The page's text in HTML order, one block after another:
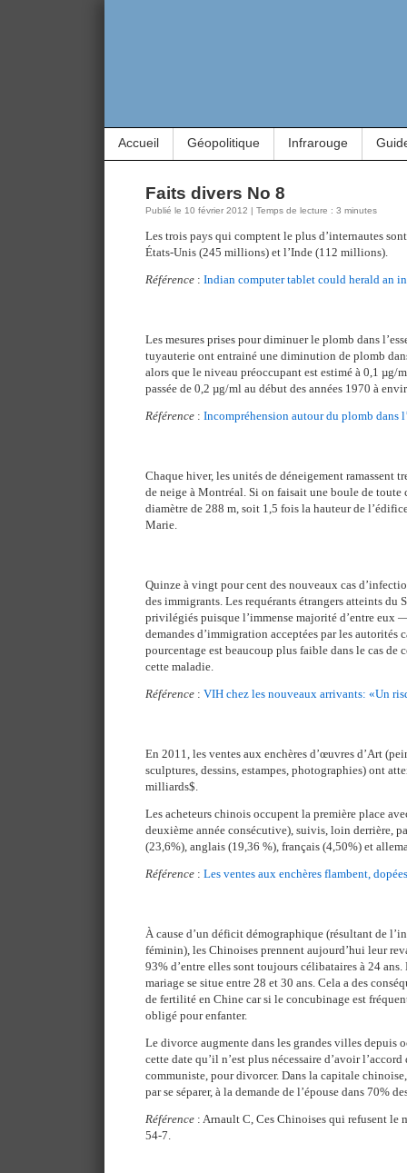
Accueil Géopolitique Infrarouge
Faits divers No 8
Publié le 10 février 2012 | Temps de lecture : 3 minutes
Les trois pays qui comptent le plus d’internautes
États-Unis (245 millions) et l’Inde (112 millions).
Référence : Indian computer tablet could herald an
Les mesures prises pour diminuer le plomb dans
tuyauterie ont entrainé une diminution de plomb
alors que le niveau préoccupant est estimé à 0,1 µg/
passée de 0,2 µg/ml au début des années 1970 à
Référence : Incompréhension autour du plomb dans
Chaque hiver, les unités de déneigement ramassent
de neige à Montréal. Si on faisait une boule de
diamètre de 288 m, soit 1,5 fois la hauteur de
Marie.
Quinze à vingt pour cent des nouveaux cas
des immigrants. Les requérants étrangers atteints du
privilégiés puisque l’immense majorité d’entre
demandes d’immigration acceptées par les autorités
pourcentage est beaucoup plus faible dans le cas de
cette maladie.
Référence : VIH chez les nouveaux arrivants: «Un
En 2011, les ventes aux enchères d’œuvres d’Art
sculptures, dessins, estampes, photographies) ont
milliards$.
Les acheteurs chinois occupent la première place
deuxième année consécutive), suivis, loin derrière,
(23,6%), anglais (19,36 %), français (4,50%) et
Référence : Les ventes aux enchères flambent,
À cause d’un déficit démographique (résultant de
féminin), les Chinoises prennent aujourd’hui leur
93% d’entre elles sont toujours célibataires à 24
mariage se situe entre 28 et 30 ans. Cela a des
de fertilité en Chine car si le concubinage est
obligé pour enfanter.
Le divorce augmente dans les grandes villes depuis
cette date qu’il n’est plus nécessaire d’avoir
communiste, pour divorcer. Dans la capitale
par se séparer, à la demande de l’épouse dans 70%
Référence : Arnault C, Ces Chinoises qui refusent le
54-7.